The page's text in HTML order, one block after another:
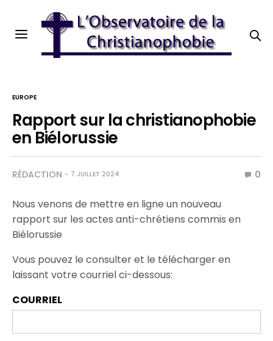
EUROPE
Rapport sur la christianophobie
en Biélorussie
RÉDACTION 7 JUILLET 2024 0
Nous venons de mettre en ligne un nouveau
rapport sur les actes anti-chrétiens commis en
Biélorussie
Vous pouvez le consulter et le télécharger en
laissant votre courriel ci-dessous:
COURRIEL